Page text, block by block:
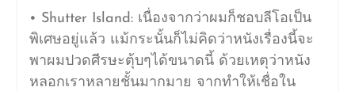
• Shutter Island: เนื่องจากว่าผมก็ชอบลีโอเป็น
พิเศษอยู่แล้ว แม้กระนั้นก็ไม่คิดว่าหนังเรื่องนี้จะ
พาผมปวดศีรษะตุ้บๆได้ขนาดนี้ ด้วยเหตุว่าหนัง
หลอกเราหลายชั้นมากมาย จากทำให้เชื่อใน